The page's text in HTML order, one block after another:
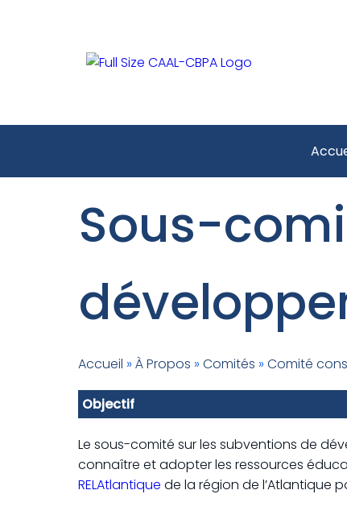
Sous-
Accueil » À Propos » Comités » Comité
Objectif
Le sous-comité sur les subventions de
connaître et adopter les ressources
RELAtlantique de la région de l’Atlantique